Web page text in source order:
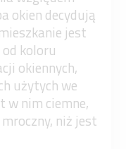
okien decydują
jest
koloru
okiennych,
użytych we
w nim ciemne,
niż jest